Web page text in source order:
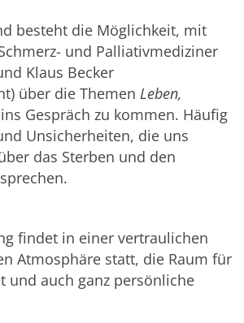
besteht die Möglichkeit, mit
und Palliativmediziner
Klaus Becker
über die Themen Leben,
Gespräch zu kommen. Häufig
Unsicherheiten, die uns
das Sterben und den
findet in einer vertraulichen
Atmosphäre statt, die Raum für
und auch ganz persönliche